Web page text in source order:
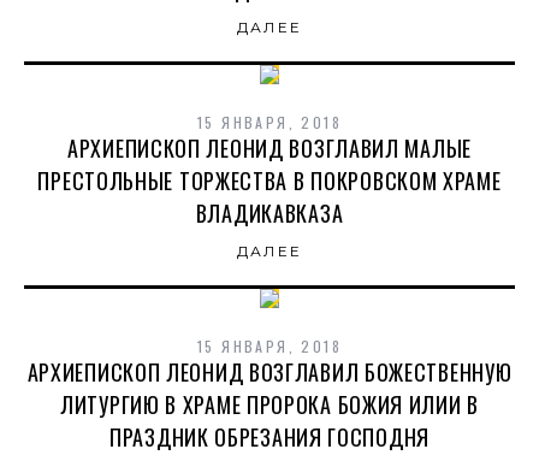
ДАЛЕЕ
15 ЯНВАРЯ, 2018
АРХИЕПИСКОП ЛЕОНИД ВОЗГЛАВИЛ МАЛЫЕ
ПРЕСТОЛЬНЫЕ ТОРЖЕСТВА В ПОКРОВСКОМ ХРАМЕ
ВЛАДИКАВКАЗА
ДАЛЕЕ
15 ЯНВАРЯ, 2018
АРХИЕПИСКОП ЛЕОНИД ВОЗГЛАВИЛ БОЖЕСТВЕННУЮ
ЛИТУРГИЮ В ХРАМЕ ПРОРОКА БОЖИЯ ИЛИИ В
ПРАЗДНИК ОБРЕЗАНИЯ ГОСПОДНЯ